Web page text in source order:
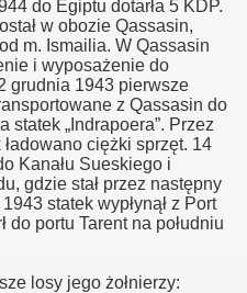
do Egiptu dotarła 5 KDP.
w obozie Qassasin,
m. Ismailia. W Qassasin
i wyposażenie do
grudnia 1943 pierwsze
z Qassasin do
statek „Indrapoera”. Przez
ciężki sprzęt. 14
Kanału Sueskiego i
gdzie stał przez następny
statek wypłynął z Port
do portu Tarent na południu
losy jego żołnierzy: